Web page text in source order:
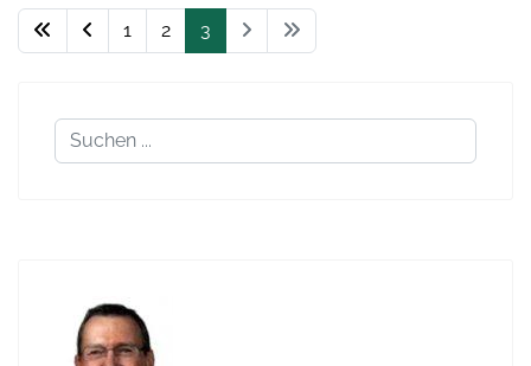
1 2 3
Suchen
...